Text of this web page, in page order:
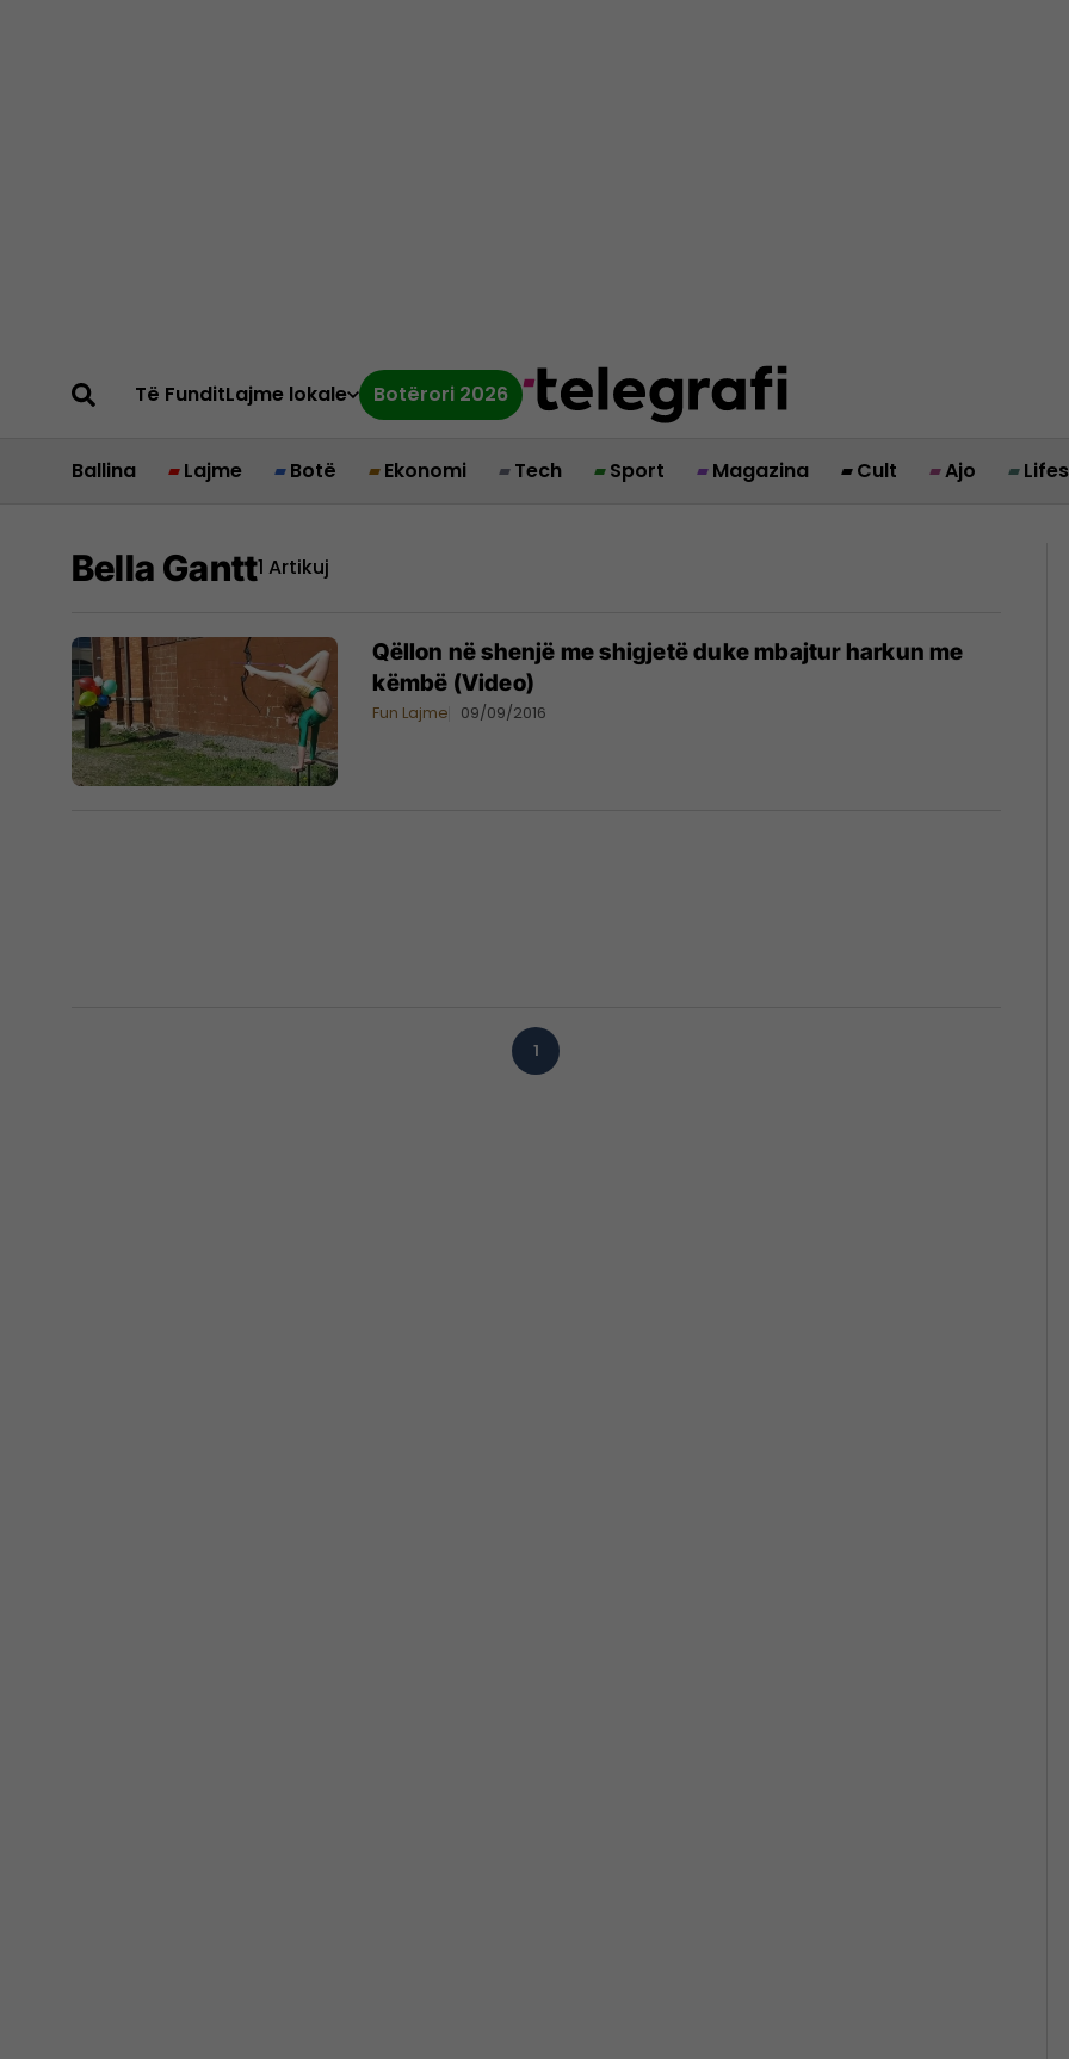
Të FunditLajme lokale Botërori 2026
Ballina Lajme Botë Ekonomi Tech Sport Magazina Cult Ajo
Bella Gantt1 Artikuj
Qëllon në shenjë me shigjetë duke mbajtur harkun me
këmbë (Video)
Fun Lajme 09/09/2016
1